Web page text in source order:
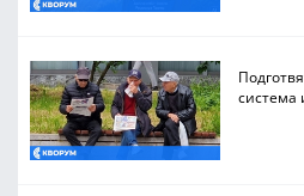
система